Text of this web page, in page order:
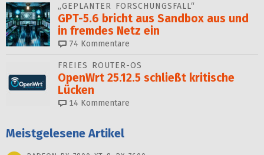
„GEPLANTER FORSCHUNGSFALL“
GPT-5.6 bricht aus Sandbox aus und
in fremdes Netz ein
74 Kommentare
FREIES ROUTER-OS
OpenWrt 25.12.5 schließt kritische
Lücken
14 Kommentare
Meistgelesene Artikel